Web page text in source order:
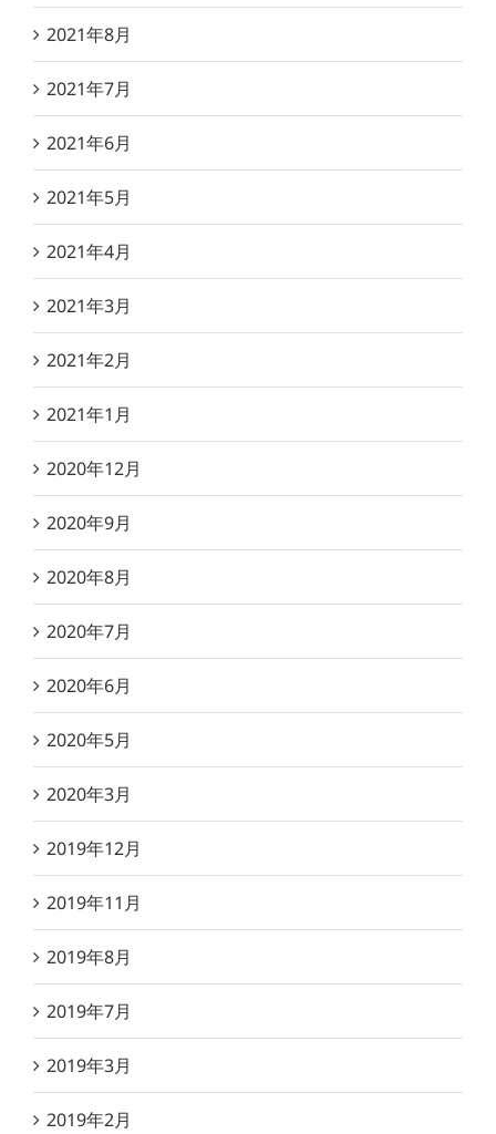
2021年8月
2021年7月
2021年6月
2021年5月
2021年4月
2021年3月
2021年2月
2021年1月
2020年12月
2020年9月
2020年8月
2020年7月
2020年6月
2020年5月
2020年3月
2019年12月
2019年11月
2019年8月
2019年7月
2019年3月
2019年2月